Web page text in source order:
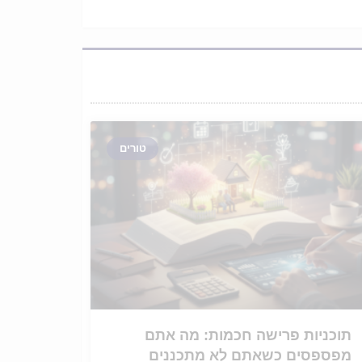
טורים
תוכניות פרישה חכמות: מה אתם
מפספסים כשאתם לא מתכננים